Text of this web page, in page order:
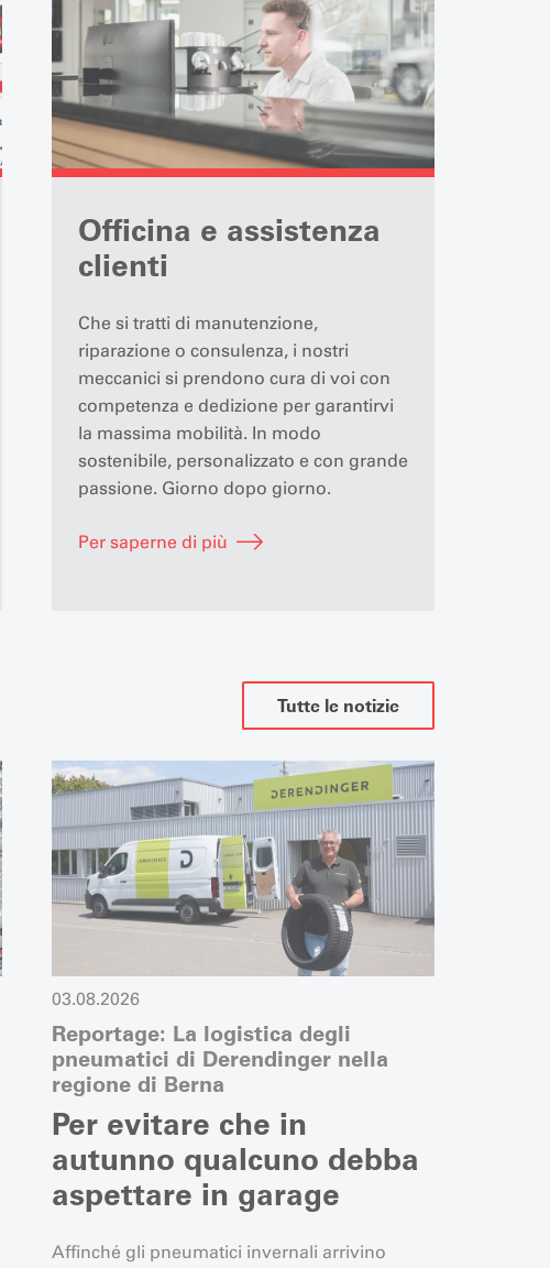
Officina e assistenza
clienti
Che si tratti di manutenzione,
riparazione o consulenza, i nostri
meccanici si prendono cura di voi con
competenza e dedizione per garantirvi
la massima mobilità. In modo
sostenibile, personalizzato e con grande
passione. Giorno dopo giorno.
Per saperne di più
Tutte le notizie
03.08.2026
Reportage: La logistica degli
pneumatici di Derendinger nella
regione di Berna
Per evitare che in
autunno qualcuno debba
aspettare in garage
Affinché gli pneumatici invernali arrivino